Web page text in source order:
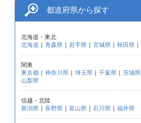
都道府県から探す
北海道・東北
北海道 | 青森県 | 岩手県 | 宮城県 | 秋田県 |
関東
東京都 | 神奈川県 | 埼玉県 | 千葉県 | 茨城県
山梨県
信越・北陸
新潟県 | 長野県 | 富山県 | 石川県 | 福井県